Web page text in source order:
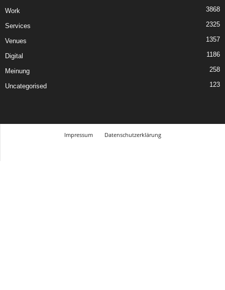
Work 3868
Services 2325
Venues 1357
Digital 1186
Meinung 258
Uncategorised 123
Impressum
Datenschutzerklärung